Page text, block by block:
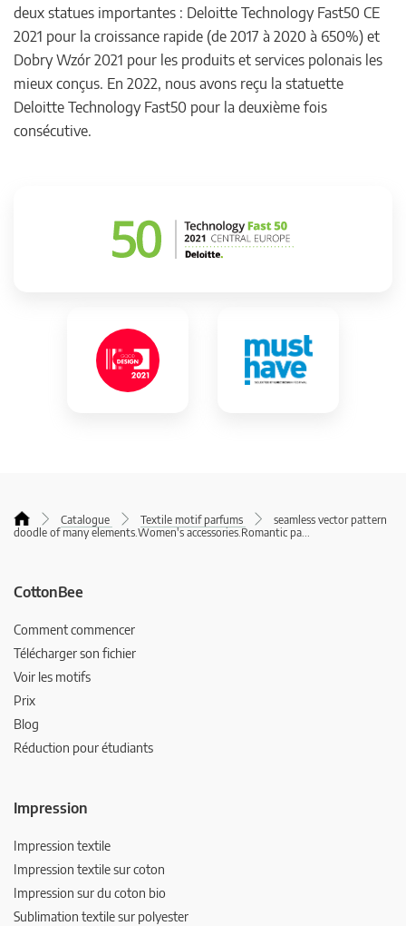
deux statues importantes : Deloitte Technology Fast50 CE
2021 pour la croissance rapide (de 2017 à 2020 à 650%) et
Dobry Wzór 2021 pour les produits et services polonais les
mieux conçus. En 2022, nous avons reçu la statuette
Deloitte Technology Fast50 pour la deuxième fois
consécutive.
Catalogue Textile motif parfums
seamless vector pattern
doodle of many elements.Women's accessories.Romantic pa...
CottonBee
Comment commencer
Télécharger son fichier
Voir les motifs
Prix
Blog
Réduction pour étudiants
Impression
Impression textile
Impression textile sur coton
Impression sur du coton bio
Sublimation textile sur polyester